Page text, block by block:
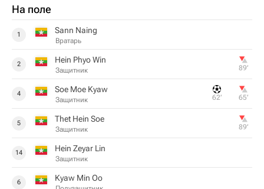
На поле
1 Sann Naing
Вратарь
2 Hein Phyo Win
Защитник 89‎’‎
4 Soe Moe Kyaw
Защитник 62‎’‎ 65‎’‎
5 Thet Hein Soe
Защитник 89‎’‎
14 Hein Zeyar Lin
Защитник
6 Kyaw Min Oo